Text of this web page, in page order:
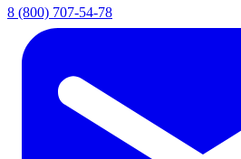
8 (800) 707-54-78